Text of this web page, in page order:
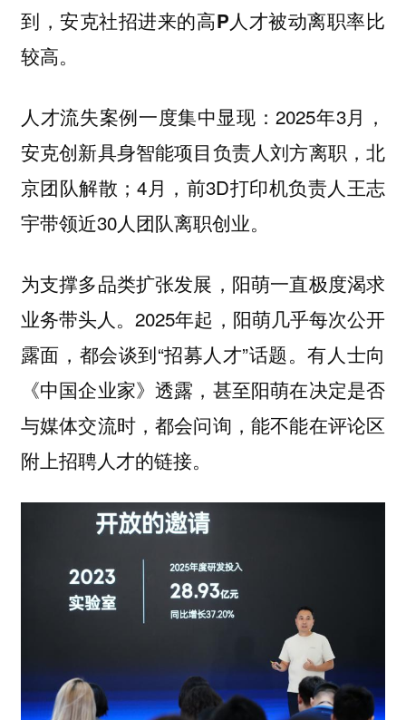
到，安克社招进来的高P人才被动离职率比
较高。
人才流失案例一度集中显现：2025年3月，
安克创新具身智能项目负责人刘方离职，北
京团队解散；4月，前3D打印机负责人王志
宇带领近30人团队离职创业。
为支撑多品类扩张发展，阳萌一直极度渴求
业务带头人。2025年起，阳萌几乎每次公开
露面，都会谈到“招募人才”话题。有人士向
《中国企业家》透露，甚至阳萌在决定是否
与媒体交流时，都会问询，能不能在评论区
附上招聘人才的链接。